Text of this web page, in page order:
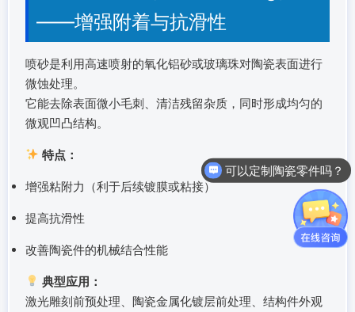
——增强附着与抗滑性
喷砂是利用高速喷射的氧化铝砂或玻璃珠对陶瓷表面进行
微蚀处理。
它能去除表面微小毛刺、清洁残留杂质，同时形成均匀的
微观凹凸结构。
特点：
增强粘附力（利于后续镀膜或粘接）
提高抗滑性
改善陶瓷件的机械结合性能
典型应用：
激光雕刻前预处理、陶瓷金属化镀层前处理、结构件外观
可以定制陶瓷零件吗？